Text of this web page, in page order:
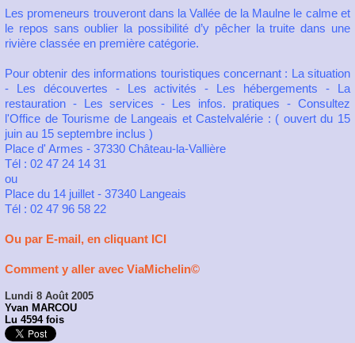
Les promeneurs trouveront dans la Vallée de la Maulne le calme et
le repos sans oublier la possibilité d’y pêcher la truite dans une
rivière classée en première catégorie.
Pour obtenir des informations touristiques concernant : La situation
- Les découvertes - Les activités - Les hébergements - La
restauration - Les services - Les infos. pratiques - Consultez
l'Office de Tourisme de Langeais et Castelvalérie : ( ouvert du 15
juin au 15 septembre inclus )
Place d' Armes - 37330 Château-la-Vallière
Tél : 02 47 24 14 31
ou
Place du 14 juillet - 37340 Langeais
Tél : 02 47 96 58 22
Ou par E-mail, en cliquant ICI
Comment y aller avec ViaMichelin©
Lundi 8 Août 2005
Yvan MARCOU
Lu 4594 fois